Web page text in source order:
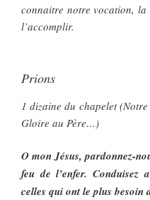
connaitre notre vocation,
l’accomplir.
Prions
1 dizaine du chapelet
Gloire au Père…)
O mon Jésus, pardonnez-
feu de l’enfer. Conduisez
celles qui ont le plus besoin